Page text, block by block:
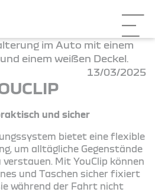
13/03/2025
und sicher
bietet eine flexible
um alltägliche Gegenstände
verstauen. Mit YouClip können
und Taschen sicher fixiert
während der Fahrt nicht